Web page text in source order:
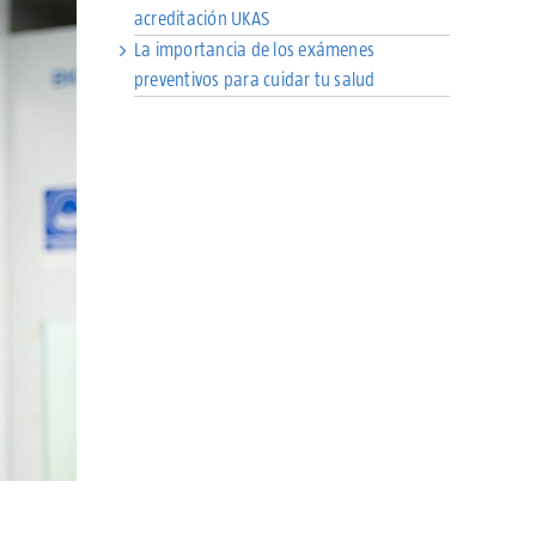
acreditación UKAS
La importancia de los exámenes
preventivos para cuidar tu salud